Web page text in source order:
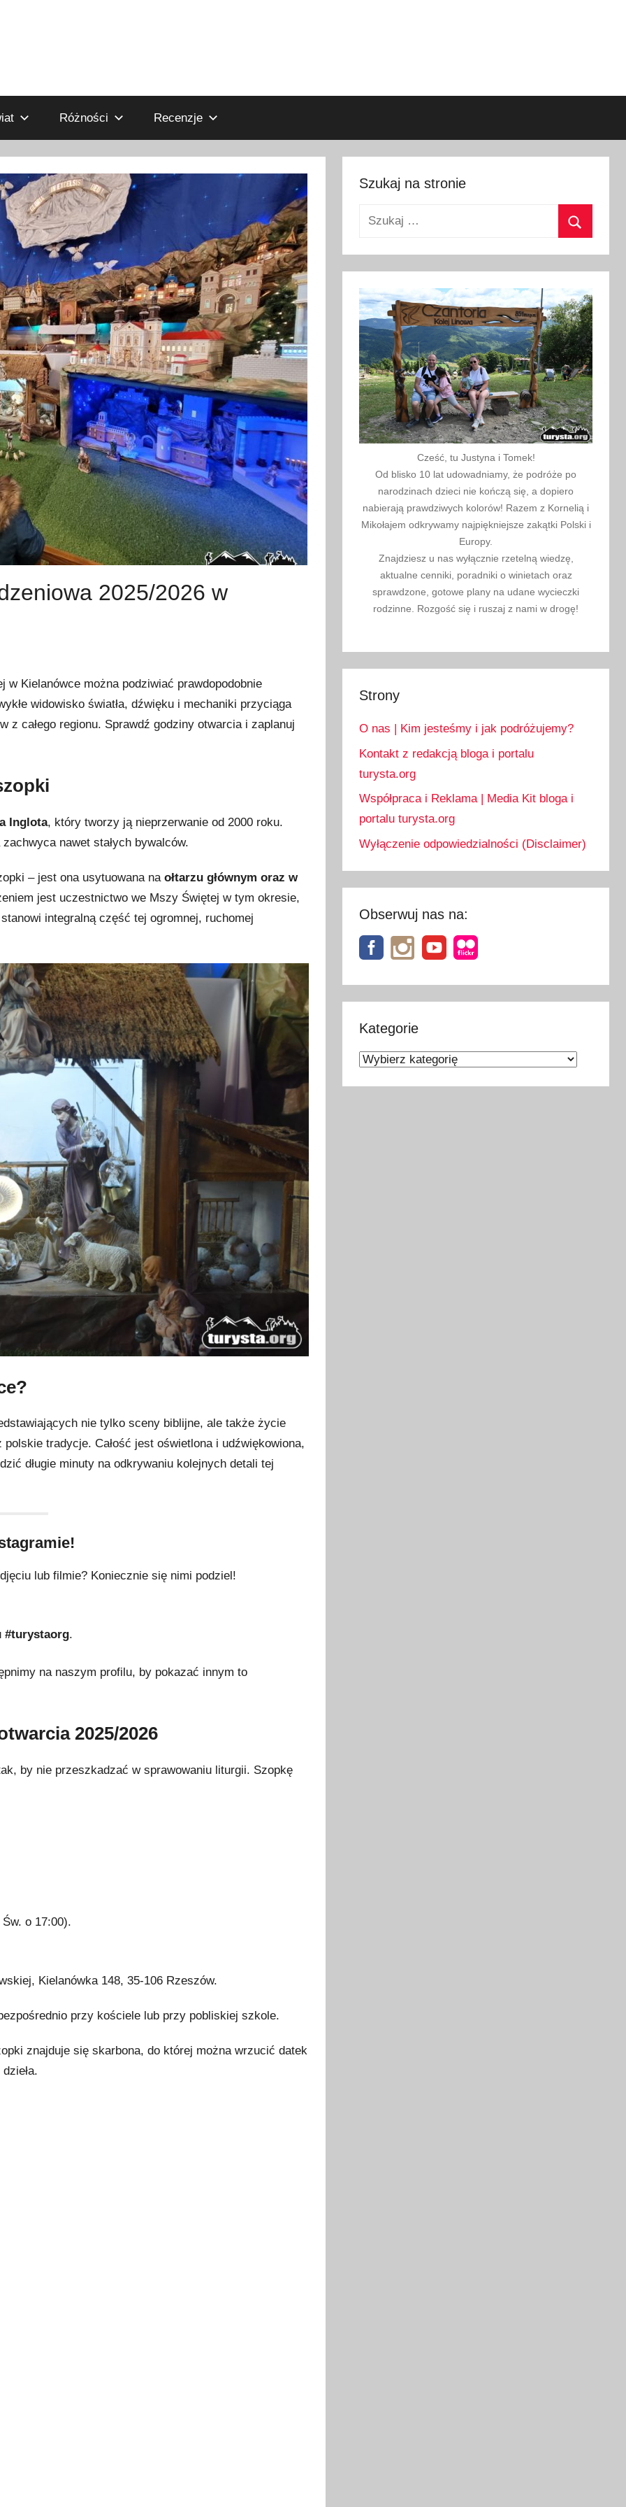
Różności Recenzje
2025/2026 w
Kielanówce można podziwiać prawdopodobnie
widowisko światła, dźwięku i mechaniki przyciąga
całego regionu. Sprawdź godziny otwarcia i zaplanuj
Inglota, który tworzy ją nieprzerwanie od 2000 roku.
nawet stałych bywalców.
– jest ona usytuowana na ołtarzu głównym oraz w
jest uczestnictwo we Mszy Świętej w tym okresie,
integralną część tej ogromnej, ruchomej
nie tylko sceny biblijne, ale także życie
tradycje. Całość jest oświetlona i udźwiękowiona,
długie minuty na odkrywaniu kolejnych detali tej
lub filmie? Koniecznie się nimi podziel!
#turystaorg.
na naszym profilu, by pokazać innym to
2025/2026
by nie przeszkadzać w sprawowaniu liturgii. Szopkę
o 17:00).
Kielanówka 148, 35-106 Rzeszów.
przy kościele lub przy pobliskiej szkole.
znajduje się skarbona, do której można wrzucić datek
Szukaj na stronie
Szukaj:
Cześć, tu Justyna i Tomek!
Od blisko 10 lat udowadniamy, że podróże po
narodzinach dzieci nie kończą się, a dopiero
nabierają prawdziwych kolorów! Razem z Kornelią i
Mikołajem odkrywamy najpiękniejsze zakątki Polski i
Europy.
Znajdziesz u nas wyłącznie rzetelną wiedzę,
aktualne cenniki, poradniki o winietach oraz
sprawdzone, gotowe plany na udane wycieczki
rodzinne. Rozgość się i ruszaj z nami w drogę!
Strony
O nas | Kim jesteśmy i jak podróżujemy?
Kontakt z redakcją bloga i portalu
turysta.org
Współpraca i Reklama | Media Kit bloga i
portalu turysta.org
Wyłączenie odpowiedzialności (Disclaimer)
Obserwuj nas na:
Kategorie
Kategorie